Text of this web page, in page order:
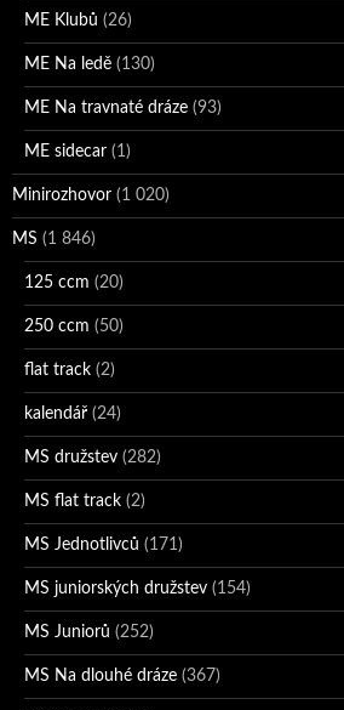
ME Klubů (26)
ME Na ledě (130)
ME Na travnaté dráze (93)
ME sidecar (1)
Minirozhovor (1 020)
MS (1 846)
125 ccm (20)
250 ccm (50)
flat track (2)
kalendář (24)
MS družstev (282)
MS flat track (2)
MS Jednotlivců (171)
MS juniorských družstev (154)
MS Juniorů (252)
MS Na dlouhé dráze (367)